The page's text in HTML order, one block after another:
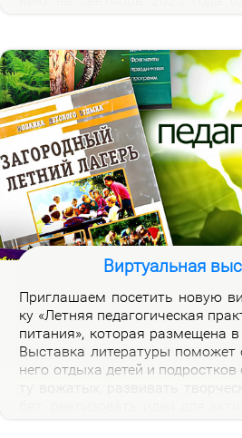
Виртуальная
При­гла­ша­ем по­се­тить но­вую
ку «Лет­няя пе­да­го­ги­че­ская
пи­та­ния», ко­то­рая раз­ме­ще­на
Вы­став­ка ли­те­ра­ту­ры по­мо­жет
не­го от­ды­ха де­тей и